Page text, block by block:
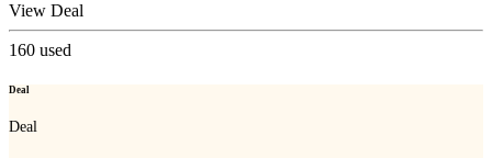
View Deal
160 used
Deal
Deal